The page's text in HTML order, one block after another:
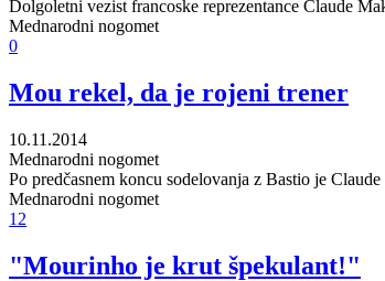
Dolgoletni vezist francoske reprezentance Claude
Mednarodni nogomet
0
Mou rekel, da je rojeni trener
10.11.2014
Mednarodni nogomet
Po predčasnem koncu sodelovanja z Bastio je
Mednarodni nogomet
12
"Mourinho je krut špekulant!"